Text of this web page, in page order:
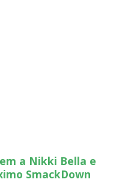
a Nikki Bella e
SmackDown